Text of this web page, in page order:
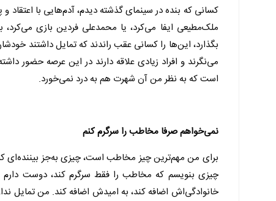
کسانی که بنده در سینمای گذشته دیدم، آدم‌هایی با
ملک‌مطیعی ایفا می‌کرد، یا محمدعلی فردین بازی می‌کرد،
بگذارد، این‌ها را کسانی عقب راندند که تمایل داشتند
می‌نگرند و افراد زیادی علاقه دارند در این عرصه
است که به نظر من آن شهرت هم به درد نمی‌خورد.
نمی‌خواهم صرفا مخاطب را سرگرم کنم
برای من مهم‌ترین چیز مخاطب است، چیزی به‌جز بیننده‌ای
چیزی بنویسم که مخاطب را فقط سرگرم کند، دوست دارم
خانوادگی‌اش اضافه کند، به امیدش اضافه کند. من تمایل